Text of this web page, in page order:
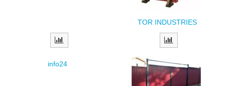
TOR INDUSTRIES
info24